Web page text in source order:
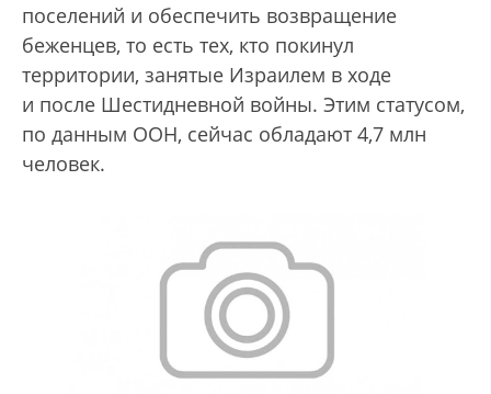
поселений и обеспечить возвращение
беженцев, то есть тех, кто покинул
территории, занятые Израилем в ходе
и после Шестидневной войны. Этим статусом,
по данным ООН, сейчас обладают 4,7 млн
человек.